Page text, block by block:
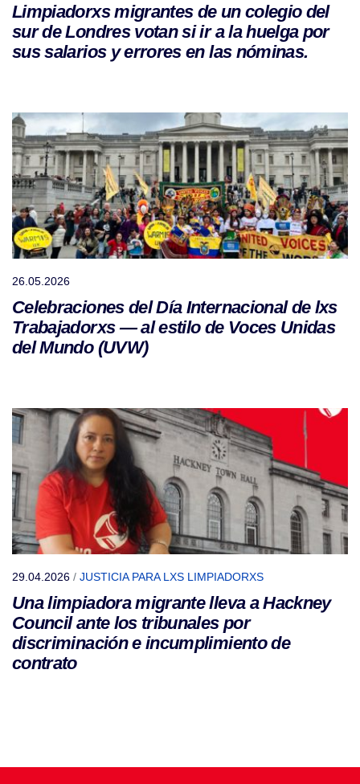
Limpiadorxs migrantes de un colegio del
sur de Londres votan si ir a la huelga por
sus salarios y errores en las nóminas.
26.05.2026
Celebraciones del Día Internacional de lxs
Trabajadorxs — al estilo de Voces Unidas
del Mundo (UVW)
29.04.2026 / JUSTICIA PARA LXS LIMPIADORXS
Una limpiadora migrante lleva a Hackney
Council ante los tribunales por
discriminación e incumplimiento de
contrato